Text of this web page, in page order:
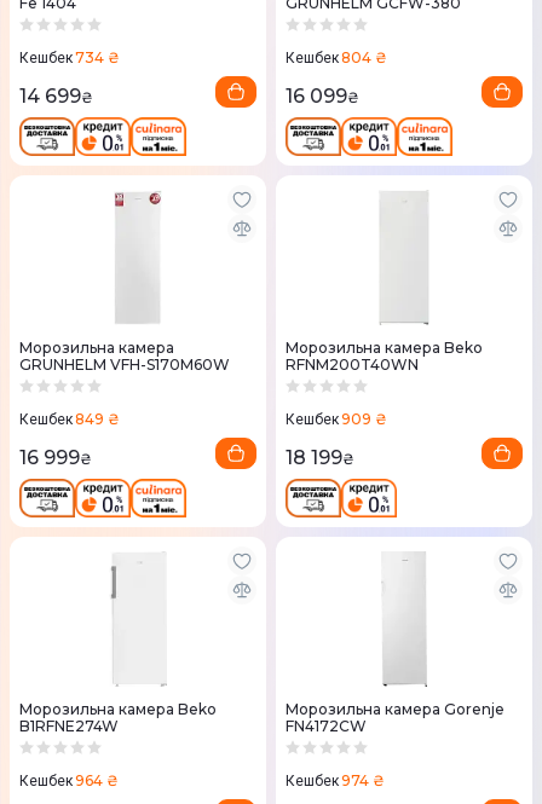
Кешбек734 ₴
14 699₴
Кешбек804 ₴
16 099₴
Морозильна камера
GRUNHELM VFH-S170M60W
Кешбек849 ₴
16 999₴
Морозильна камера Beko
RFNM200T40WN
Кешбек909 ₴
18 199₴
Морозильна камера Beko
B1RFNE274W
Кешбек964 ₴
Морозильна камера Gorenje
FN4172CW
Кешбек974 ₴